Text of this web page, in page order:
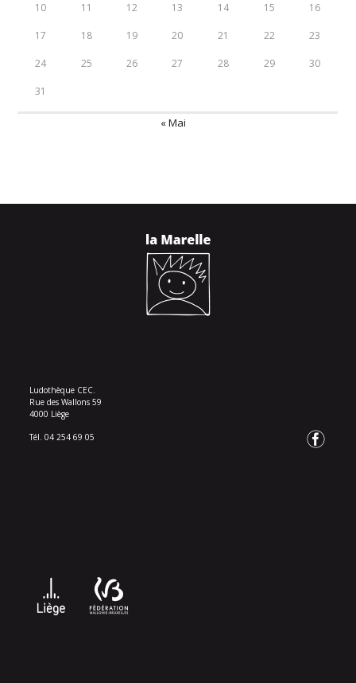
10 11 12 13 14 15 16
17 18 19 20 21 22 23
24 25 26 27 28 29 30
31
« Mai
Ludothèque CEC.
Rue des Wallons 59
4000 Liège
Tél. 04 254 69 05